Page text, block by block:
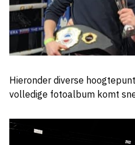
Hieronder diverse
volledige fotoalbum komt